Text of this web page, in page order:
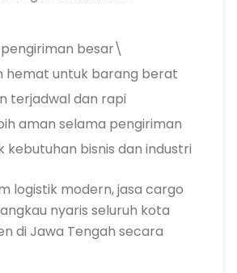
besar\
hemat untuk barang berat
terjadwal dan rapi
aman selama pengiriman
kebutuhan bisnis dan industri
logistik modern, jasa cargo
nyaris seluruh kota
di Jawa Tengah secara